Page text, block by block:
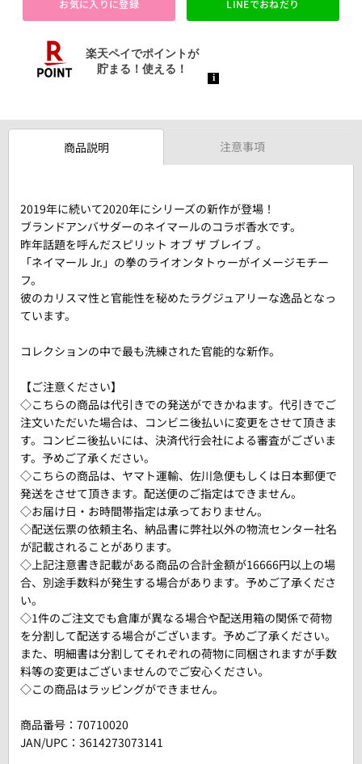
お気に入りに登録 LINEでおねだり
商品説明 注意事項
2019年に続いて2020年にシリーズの新作が登場！
ブランドアンバサダーのネイマールのコラボ香水です。
昨年話題を呼んだスピリット オブ ザ ブレイブ 。
「ネイマール Jr.」の拳のライオンタトゥーがイメージモチー
フ。
彼のカリスマ性と官能性を秘めたラグジュアリーな逸品となっ
ています。
コレクションの中で最も洗練された官能的な新作。
【ご注意ください】
◇こちらの商品は代引きでの発送ができかねます。代引きでご
注文いただいた場合は、コンビニ後払いに変更をさせて頂きま
す。コンビニ後払いには、決済代行会社による審査がございま
す。予めご了承ください。
◇こちらの商品は、ヤマト運輸、佐川急便もしくは日本郵便で
発送をさせて頂きます。配送便のご指定はできません。
◇お届け日・お時間帯指定は承っておりません。
◇配送伝票の依頼主名、納品書に弊社以外の物流センター社名
が記載されることがあります。
◇上記注意書き記載がある商品の合計金額が16666円以上の場
合、別途手数料が発生する場合があります。予めご了承くださ
い。
◇1件のご注文でも倉庫が異なる場合や配送用箱の関係で荷物
を分割して配送する場合がございます。予めご了承ください。
また、明細書は分割してそれぞれの荷物に同梱されますが手数
料等の変更はございませんのでご安心ください。
◇この商品はラッピングができません。
商品番号： 70710020
JAN/UPC：3614273073141